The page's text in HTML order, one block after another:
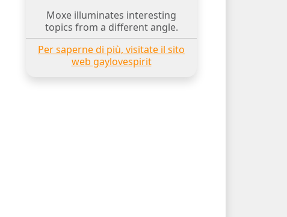
Moxe illuminates interesting
topics from a different angle.
Per saperne di più, visitate il sito
web gaylovespirit